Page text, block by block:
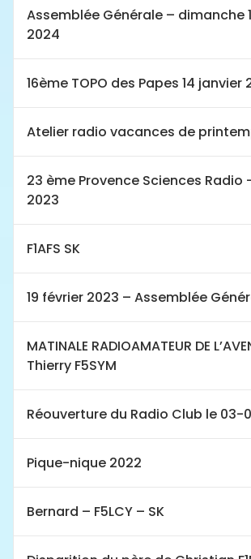
Assemblée Générale – dimanche
2024
16ème TOPO des Papes 14 janvier
Atelier radio vacances de
23 ème Provence Sciences Radio
2023
F1AFS SK
19 février 2023 – Assemblée
MATINALE RADIOAMATEUR DE
Thierry F5SYM
Réouverture du Radio Club le 03-
Pique-nique 2022
Bernard – F5LCY – SK